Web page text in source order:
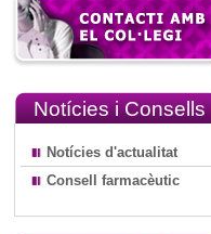
Notícies i Consells
Notícies d'actualitat
Consell farmacèutic